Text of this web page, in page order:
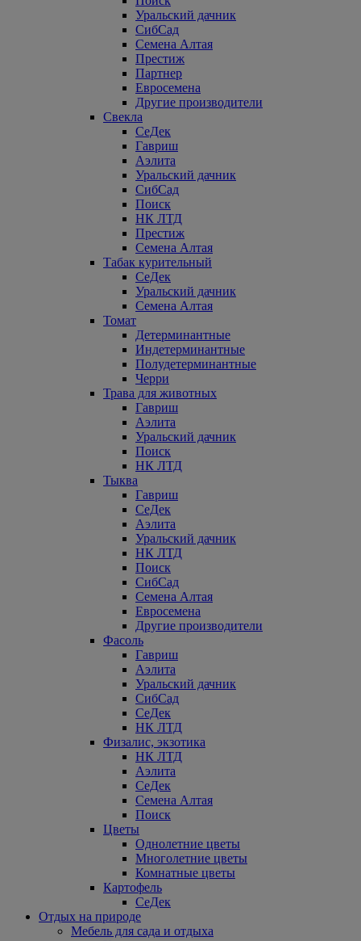
Уральский дачник
СибСад
Семена Алтая
Престиж
Партнер
Евросемена
Другие производители
Свекла
СеДек
Гавриш
Аэлита
Уральский дачник
СибСад
Поиск
НК ЛТД
Престиж
Семена Алтая
Табак курительный
СеДек
Уральский дачник
Семена Алтая
Томат
Детерминантные
Индетерминантные
Полудетерминантные
Черри
Трава для животных
Гавриш
Аэлита
Уральский дачник
Поиск
НК ЛТД
Тыква
Гавриш
СеДек
Аэлита
Уральский дачник
НК ЛТД
Поиск
СибСад
Семена Алтая
Евросемена
Другие производители
Фасоль
Гавриш
Аэлита
Уральский дачник
СибСад
СеДек
НК ЛТД
Физалис, экзотика
НК ЛТД
Аэлита
СеДек
Семена Алтая
Поиск
Цветы
Однолетние цветы
Многолетние цветы
Комнатные цветы
Картофель
СеДек
Отдых на природе
Мебель для сада и отдыха